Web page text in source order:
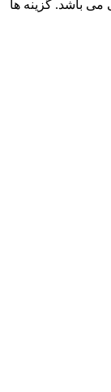
می باشد. گزینه ها